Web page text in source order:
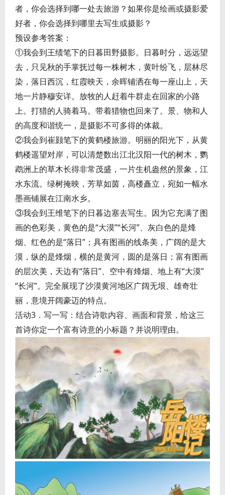
者，你会选择到哪一处去旅游？如果你是绘画或摄影爱
好者，你会选择到哪里去写生或摄影？
预设参考答案：
①我会到王绩笔下的日暮田野摄影。日暮时分，远远望
去，只见秋的手掌抚过每一株树木，黄叶纷飞，层林尽
染，落日西沉，红霞映天，余晖铺洒在每一座山上，天
地一片静穆安详。放牧的人赶着牛群走在回家的小路
上。打猎的人骑着马。带着猎物也回来了。景、物和人
的高度和谐统一，是摄影不可多得的体裁。
②我会到崔颢笔下的黄鹤楼旅游。明丽的阳光下，从黄
鹤楼遥望对岸，可以清楚数出江北汉阳一代的树木，鹦
鹉洲上的草木长得非常茂盛，一片生机盎然的景象，江
水东流。绿树掩映，芳草如茵，高楼矗立，宛如一幅水
墨画铺展在江南水乡。
③我会到王维笔下的日暮边塞去写生。因为它充满了图
画的色彩美，黄色的是“大漠”“长河”、灰白色的是烽
烟、红色的是“落日”；具有图画的线条美，广阔的是大
漠，纵的是烽烟，横的是黄河，圆的是落日；富有图画
的层次美，天边有“落日”、空中有烽烟、地上有“大漠”
“长河”。完全展现了沙漠黄河地区广阔无垠、雄奇壮
丽，意境开阔豪迈的特点。
活动3．写一写：结合诗歌内容、画面和背景，给这三
首诗你定一个富有诗意的小标题？并说明理由。